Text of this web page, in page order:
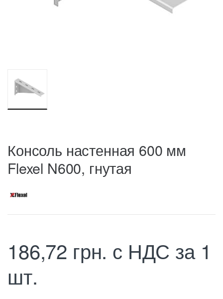
Консоль настенная 600 мм
Flexel N600, гнутая
186,72 грн. с НДС за 1
шт.